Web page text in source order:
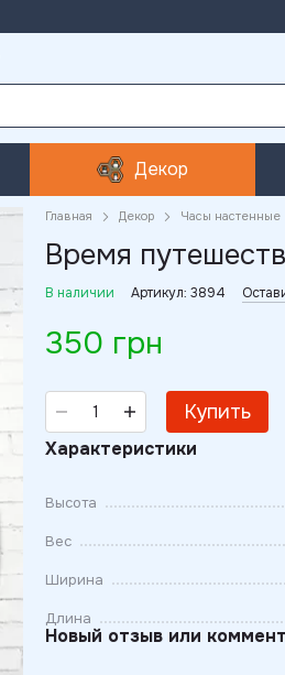
Декор
Главная Декор Часы настенные
Время
В наличии Артикул: 3894
350 грн
Купить
Характеристики
Высота
Вес
Ширина
Длина
Новый отзыв или